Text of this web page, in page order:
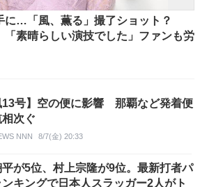
に…「風、薫る」撮了ショット？
「素晴らしい演技でした」ファンも労
13号】空の便に影響 那覇など発着便
次ぐ
NNN 8/7(金) 20:33
平が5位、村上宗隆が9位。最新打者パ
ンキングで日本人スラッガー2人がト